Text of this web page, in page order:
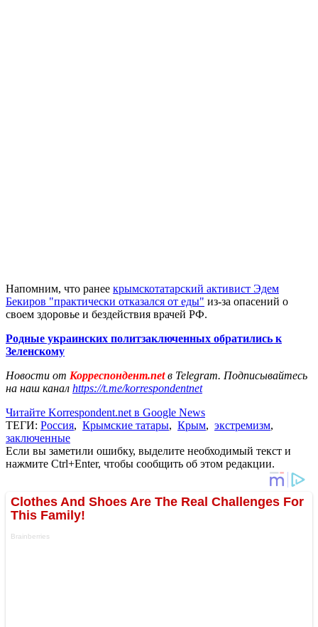
Напомним, что ранее крымскотатарский активист Эдем
Бекиров "практически отказался от еды" из-за опасений о
своем здоровье и бездействия врачей РФ.
Родные украинских политзаключенных обратились к
Зеленскому
Новости от Корреспондент.netв Telegram. Подписывайтесь
на наш канал https://t.me/korrespondentnet
Читайте Korrespondent.net в Google News
ТЕГИ: Россия, Крымские татары, Крым, экстремизм,
заключенные
Если вы заметили ошибку, выделите необходимый текст и
нажмите Ctrl+Enter, чтобы сообщить об этом редакции.